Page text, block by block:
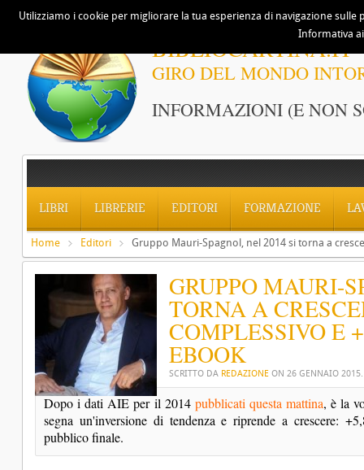
BIBLIOCARTINA.IT
GIRO DEL MONDO
INFORMAZIONI (E NON
LIBRI LIBRERIE EDITORI FORMAZIONE
Home Editori Gruppo Mauri-Spagnol, nel 2014 si torna a
GRUPPO MAURI-
TORNA A
COMPLESSIVO E
EBOOK
SCRITTO DA REDAZIONE ON 26 GENNAIO 2015
Dopo i dati AIE per il 2014 pubblicati questa mattina, è la
segna un'inversione di tendenza e riprende a crescere:
pubblico finale.
Utilizziamo i cookie per migliorare la tua esperienza di navigazione
Informativa ai